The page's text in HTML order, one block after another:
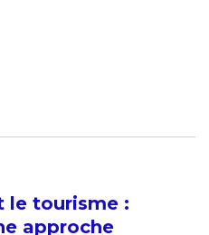
le tourisme :
approche